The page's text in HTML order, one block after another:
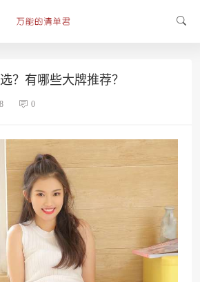
？有哪些大牌推荐？
0